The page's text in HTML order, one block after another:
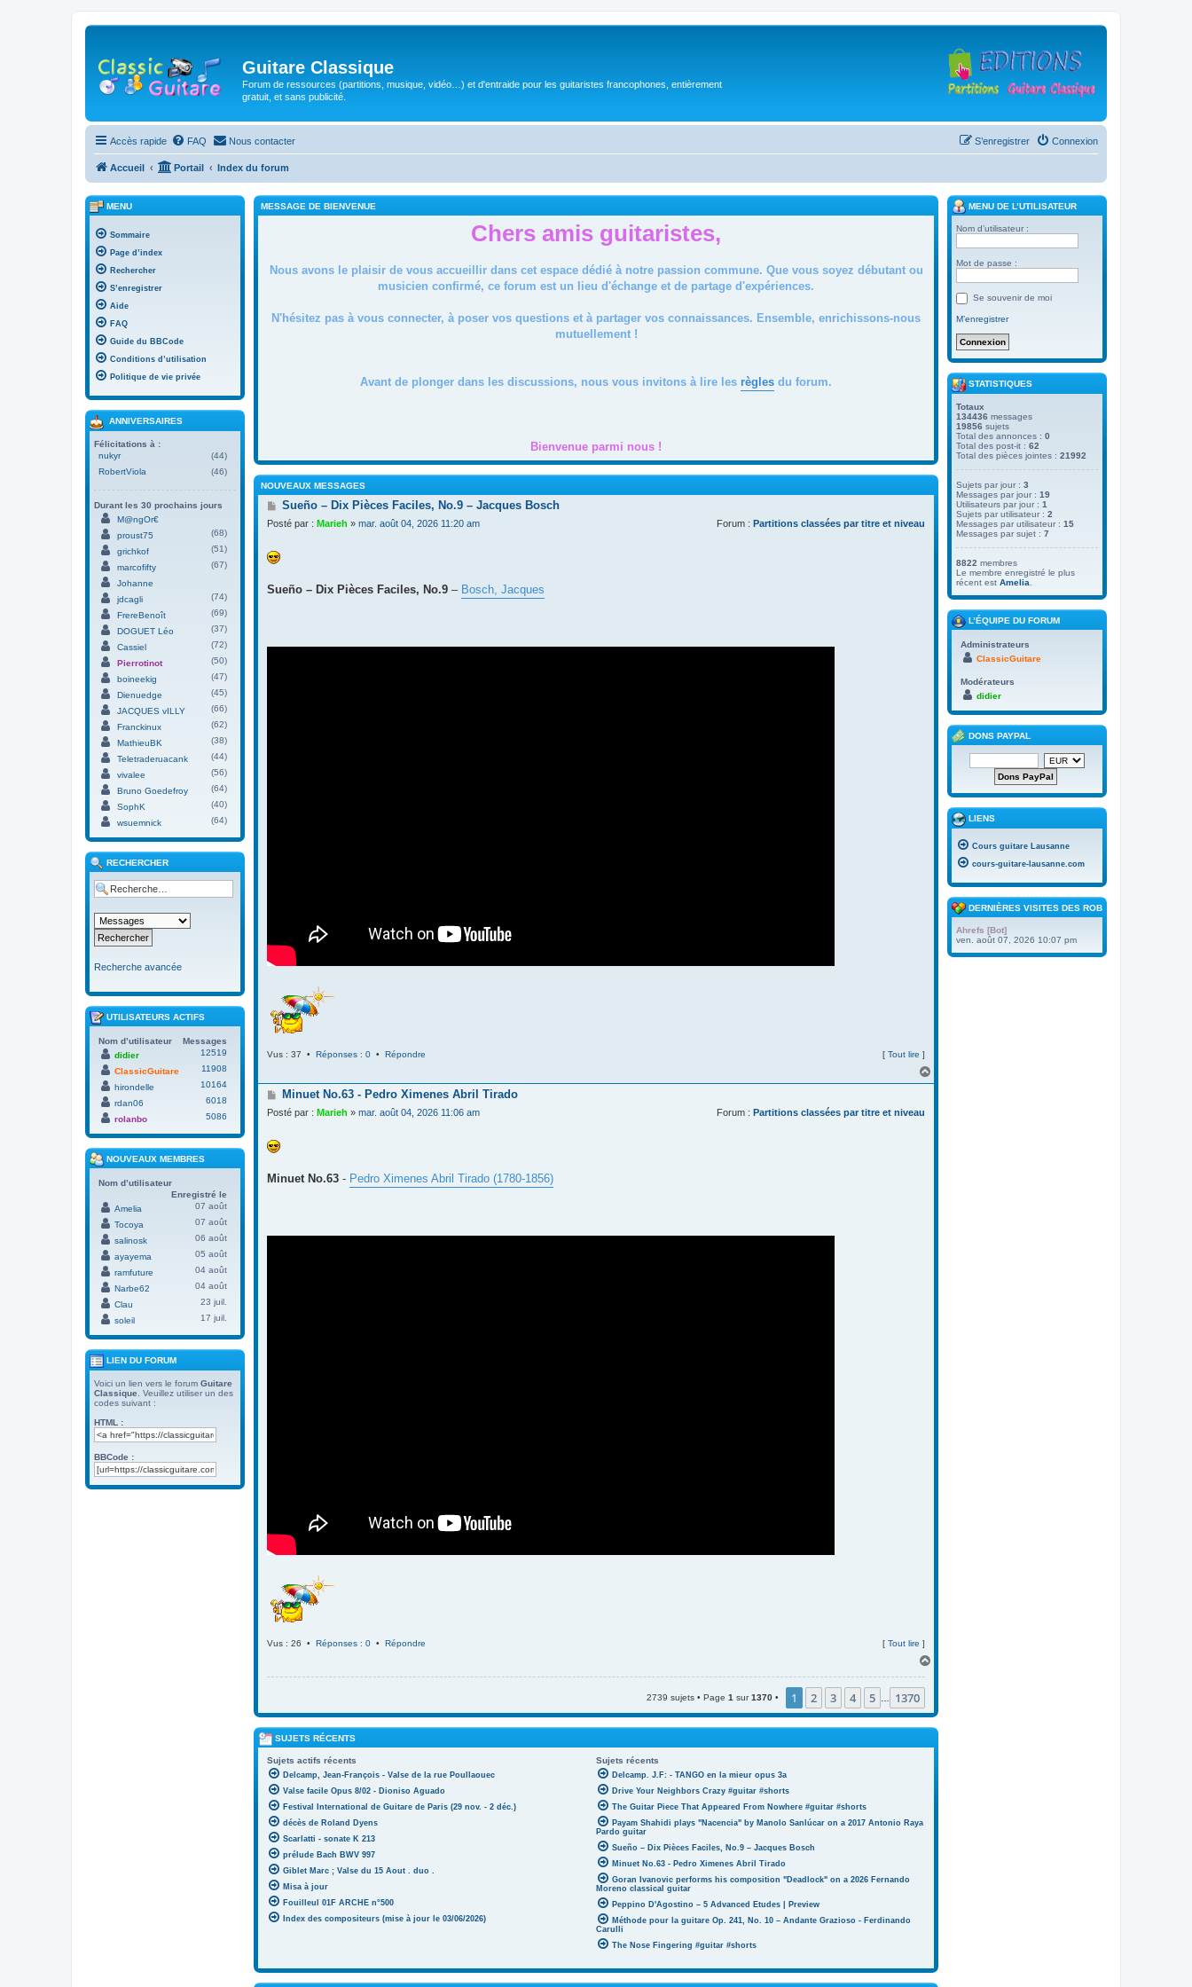
Guitare Classique
Forum de ressources (partitions, musique, vidéo…) et d'entraide pour les guitaristes francophones, entièrement
gratuit, et sans publicité.
Accès rapide FAQ Nous contacter Connexion
S’enregistrer
Accueil Portail Index du forum
MESSAGE DE BIENVENUE
Chers amis guitaristes,
Nous avons le plaisir de vous accueillir dans cet espace dédié à notre passion commune. Que vous soyez débutant ou
musicien confirmé, ce forum est un lieu d'échange et de partage d'expériences.
N'hésitez pas à vous connecter, à poser vos questions et à partager vos connaissances. Ensemble, enrichissons-nous
mutuellement !
Avant de plonger dans les discussions, nous vous invitons à lire les règles du forum.
Bienvenue parmi nous !
NOUVEAUX MESSAGES
M
s
a
g
Sueño – Dix Pièces Faciles, No.9 – Jacques Bosch
Posté par : Marieh » mar. août 04, 2026 11:20 am Forum : Partitions classées par titre et niveau
Sueño – Dix Pièces Faciles, No.9 – Bosch, Jacques
Vus : 37 • Réponses : 0 • Répondre [ Tout lire ]
a
M
s
a
g
Minuet No.63 - Pedro Ximenes Abril Tirado
Posté par : Marieh » mar. août 04, 2026 11:06 am Forum : Partitions classées par titre et niveau
Minuet No.63 - Pedro Ximenes Abril Tirado (1780-1856)
Vus : 26 • Réponses : 0 • Répondre [ Tout lire ]
2739 sujets • Page 1 sur1370 • 1 2 3 4 5 1370
SUJETS RÉCENTS
Sujets actifs récents Sujets récents
Delcamp, Jean-François - Valse de la rue Poullaouec
Valse facile Opus 8/02 - Dioniso Aguado
Festival International de Guitare de Paris (29 nov. - 2 déc.)
décès de Roland Dyens
Scarlatti - sonate K 213
prélude Bach BWV 997
Giblet Marc ; Valse du 15 Aout . duo .
Misa à jour
Fouilleul 01F ARCHE n°500
Index des compositeurs (mise à jour le 03/06/2026)
Delcamp. J.F: - TANGO en la mieur opus 3a
Drive Your Neighbors Crazy #guitar #shorts
The Guitar Piece That Appeared From Nowhere #guitar #shorts
Payam Shahidi plays "Nacencia" by Manolo Sanlúcar on a 2017 Antonio Raya
Pardo guitar
Sueño – Dix Pièces Faciles, No.9 – Jacques Bosch
Minuet No.63 - Pedro Ximenes Abril Tirado
Goran Ivanovic performs his composition "Deadlock" on a 2026 Fernando
Moreno classical guitar
Peppino D'Agostino – 5 Advanced Etudes | Preview
Méthode pour la guitare Op. 241, No. 10 – Andante Grazioso - Ferdinando
Carulli
The Nose Fingering #guitar #shorts
MENU
Sommaire
Page d’index
Rechercher
S’enregistrer
Aide
FAQ
Guide du BBCode
Conditions d’utilisation
Politique de vie privée
ANNIVERSAIRES
Félicitations à :
nukyr
(44)
RobertViola
(46)
Durant les 30 prochains jours
M@ngOr€
proust75
(68)
grichkof
(51)
marcofifty
(67)
Johanne
jdcagli
(74)
FrereBenoît
(69)
DOGUET Léo
(37)
Cassiel
(72)
Pierrotinot
(50)
boineekig
(47)
Dienuedge
(45)
JACQUES vILLY
(66)
Franckinux
(62)
MathieuBK
(38)
Teletraderuacank
(44)
vivalee
(56)
Bruno Goedefroy
(64)
SophK
(40)
wsuemnick
(64)
RECHERCHER
Recherche avancée
UTILISATEURS ACTIFS
Nom d’utilisateur
Messages
didier
12519
ClassicGuitare
11908
hirondelle
10164
rdan06
6018
rolanbo
5086
NOUVEAUX MEMBRES
Nom d’utilisateur
Enregistré le
Amelia
07 août
Tocoya
07 août
salinosk
06 août
ayayema
05 août
ramfuture
04 août
Narbe62
04 août
Clau
23 juil.
soleil
17 juil.
LIEN DU FORUM
Voici un lien vers le forum Guitare
Classique . Veuillez utiliser un des
codes suivant :
HTML :
BBCode :
MENU DE L’UTILISATEUR
Nom d’utilisateur :
Mot de passe :
Se souvenir de moi
M’enregistrer
STATISTIQUES
Totaux
134436 messages
19856 sujets
Total des annonces : 0
Total des post-it : 62
Total des pièces jointes : 21992
Sujets par jour : 3
Messages par jour : 19
Utilisateurs par jour : 1
Sujets par utilisateur : 2
Messages par utilisateur : 15
Messages par sujet : 7
8822 membres
Le membre enregistré le plus
récent est Amelia
L’ÉQUIPE DU FORUM
Administrateurs
ClassicGuitare
Modérateurs
didier
DONS PAYPAL
LIENS
Cours guitare Lausanne
cours-guitare-lausanne.com
DERNIÈRES VISITES DES ROBOTS
Ahrefs [Bot]
ven. août 07, 2026 10:07 pm